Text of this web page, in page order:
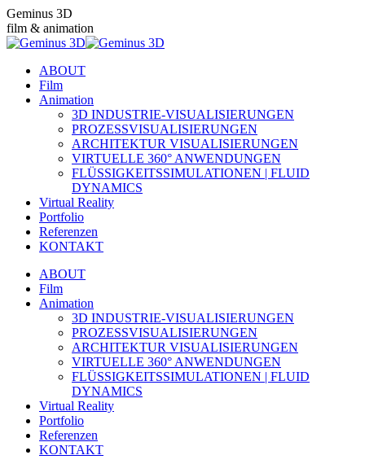
Zum
Inhalt
springen
Geminus 3D
film & animation
ABOUT
Film
Animation
3D INDUSTRIE-VISUALISIERUNGEN
PROZESSVISUALISIERUNGEN
ARCHITEKTUR VISUALISIERUNGEN
VIRTUELLE 360° ANWENDUNGEN
FLÜSSIGKEITSSIMULATIONEN | FLUID
DYNAMICS
Virtual Reality
Portfolio
Referenzen
KONTAKT
ABOUT
Film
Animation
3D INDUSTRIE-VISUALISIERUNGEN
PROZESSVISUALISIERUNGEN
ARCHITEKTUR VISUALISIERUNGEN
VIRTUELLE 360° ANWENDUNGEN
FLÜSSIGKEITSSIMULATIONEN | FLUID
DYNAMICS
Virtual Reality
Portfolio
Referenzen
KONTAKT